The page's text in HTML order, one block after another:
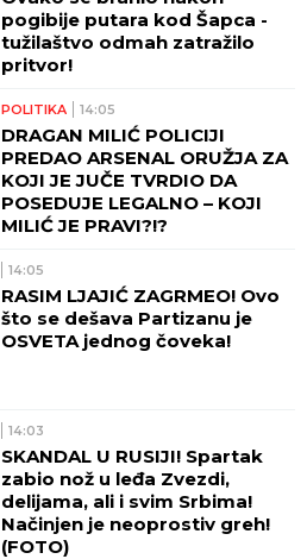
pogibije putara kod Šapca -
tužilaštvo odmah zatražilo
pritvor!
POLITIKA 14:05
DRAGAN MILIĆ POLICIJI
PREDAO ARSENAL ORUŽJA ZA
KOJI JE JUČE TVRDIO DA
POSEDUJE LEGALNO – KOJI
MILIĆ JE PRAVI?!?
14:05
RASIM LJAJIĆ ZAGRMEO! Ovo
što se dešava Partizanu je
OSVETA jednog čoveka!
14:03
SKANDAL U RUSIJI! Spartak
zabio nož u leđa Zvezdi,
delijama, ali i svim Srbima!
Načinjen je neoprostiv greh!
(FOTO)